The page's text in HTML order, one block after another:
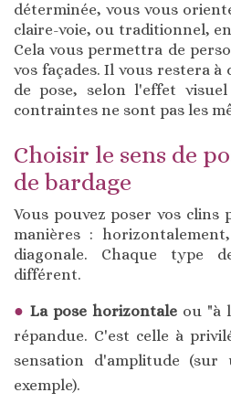
déterminée, vous vous
claire-voie, ou traditionnel,
Cela vous permettra de
vos façades. Il vous restera
de pose, selon l'effet
contraintes ne sont pas les
Choisir le sens de
de bardage
Vous pouvez poser vos clins
manières :
diagonale. Chaque type
différent.
La pose horizontale ou "à
répandue. C'est celle à
sensation d'amplitude
exemple).